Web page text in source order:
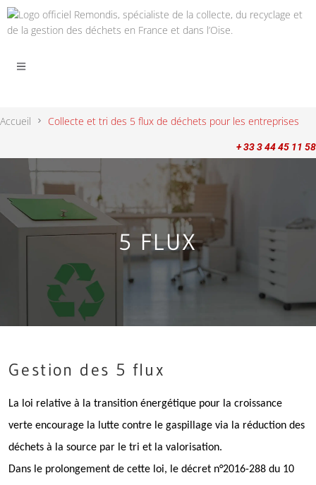
Accueil Collecte et tri des 5 flux de déchets pour les entreprises
+ 33 3 44 45 11 58
5 FLUX
Gestion des 5 flux
La loi relative à la transition énergétique pour la croissance
verte encourage la lutte contre le gaspillage via la réduction des
déchets à la source par le tri et la valorisation.
Dans le prolongement de cette loi, le décret n°2016-288 du 10